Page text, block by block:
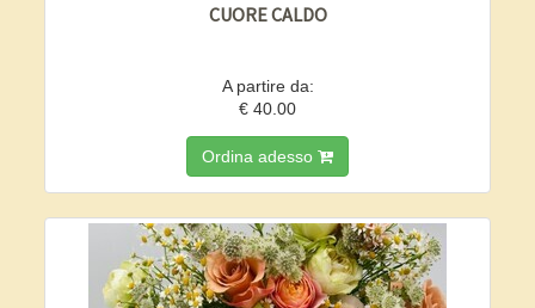
CUORE CALDO
A partire da:
€ 40.00
Ordina adesso